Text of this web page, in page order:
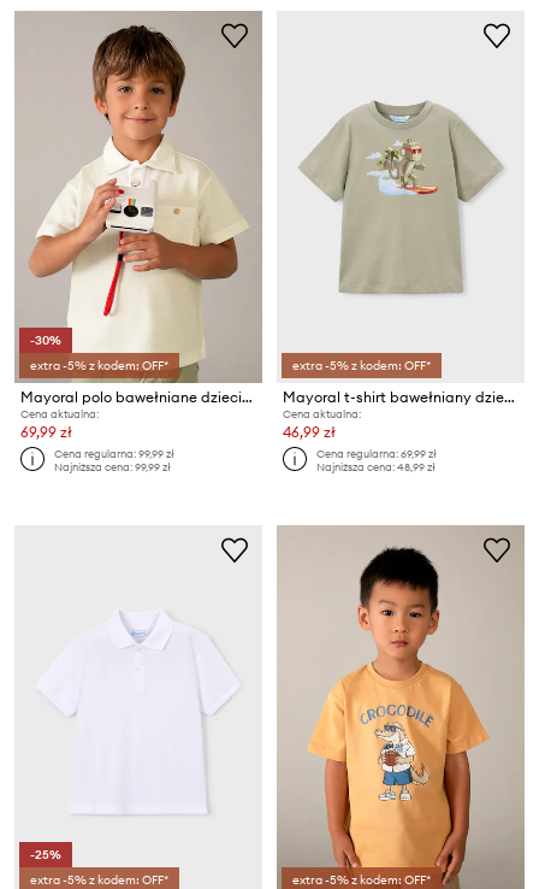
-30%
extra -5% z kodem: OFF*
Mayoral polo bawełniane dziecięce
Cena aktualna:
69,99 zł
Cena regularna:99,99 zł
Najniższa cena:99,99 zł
extra -5% z kodem: OFF*
Mayoral t-shirt bawełniany dziecięcy
Cena aktualna:
46,99 zł
Cena regularna:69,99 zł
Najniższa cena:48,99 zł
-25%
extra -5% z kodem: OFF*
extra -5% z kodem: OFF*